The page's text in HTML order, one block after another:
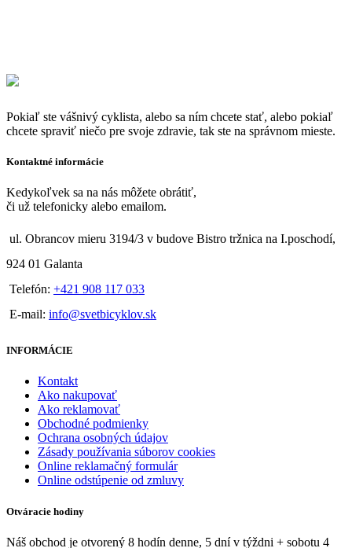
Pokiaľ ste vášnivý cyklista, alebo sa ním chcete stať, alebo pokiaľ
chcete spraviť niečo pre svoje zdravie, tak ste na správnom mieste.
Kontaktné informácie
Kedykoľvek sa na nás môžete obrátiť,
či už telefonicky alebo emailom.
ul. Obrancov mieru 3194/3 v budove Bistro tržnica na I.poschodí,
924 01 Galanta
Telefón: +421 908 117 033
E-mail: info@svetbicyklov.sk
INFORMÁCIE
Kontakt
Ako nakupovať
Ako reklamovať
Obchodné podmienky
Ochrana osobných údajov
Zásady používania súborov cookies
Online reklamačný formulár
Online odstúpenie od zmluvy
Otváracie hodiny
Náš obchod je otvorený 8 hodín denne, 5 dní v týždni + sobotu 4